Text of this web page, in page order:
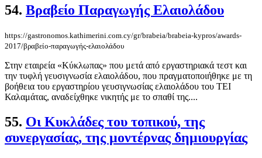
54. Βραβείο Παραγωγής Ελαιολάδου
https://gastronomos.kathimerini.com.cy/gr/brabeia/brabeia-kypros/awards-
2017/βραβείο-παραγωγής-ελαιολάδου
Στην εταιρεία «Κύκλωπας» που μετά από εργαστηριακά τεστ και
την τυφλή γευσιγνωσία ελαιολάδου, που πραγματοποιήθηκε με τη
βοήθεια του εργαστηρίου γευσιγνωσίας ελαιολάδου του ΤΕΙ
Καλαμάτας, αναδείχθηκε νικητής με το σπαθί της....
55. Οι Κυκλάδες του τοπικού, της
συνεργασίας, της μοντέρνας δημιουργίας